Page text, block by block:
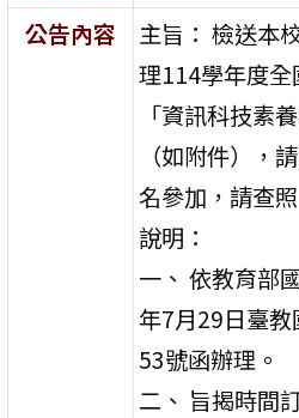
公告內容
主旨： 檢送本
理114學年度全
「資訊科技素
（如附件），
名參加，請查照
說明：
一、 依教育部
年7月29日臺
53號函辦理。
二、 旨揭時間